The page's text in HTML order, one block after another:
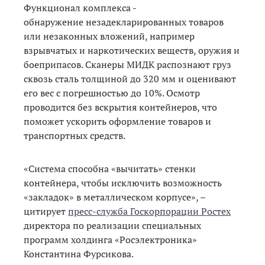
Функционал комплекса -
обнаружение незадекларированных товаров
или незаконных вложений, например
взрывчатых и наркотических веществ, оружия и
боеприпасов. Сканеры МИДК распознают груз
сквозь сталь толщиной до 320 мм и оценивают
его вес с погрешностью до 10%. Осмотр
проводится без вскрытия контейнеров, что
поможет ускорить оформление товаров и
транспортных средств.
«Система способна «вычитать» стенки
контейнера, чтобы исключить возможность
«закладок» в металлическом корпусе», –
цитируетпресс-служба Госкорпорации Ростех
директора по реализации специальных
программ холдинга «Росэлектроника»
Константина Фурсикова.